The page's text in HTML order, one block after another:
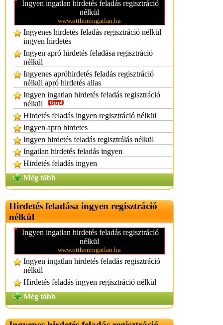
Ingyen ingatlan hirdetés feladás regisztráció
nélkül
www.otthoningatlan.hu
Ingyenes hirdetés feladás regisztráció nélkül
ingyen hirdetés
Ingyen apró hirdetés feladása regisztráció
nélkül
Ingyenes apróhirdetés feladás regisztráció
nélkül apró hirdetés allas
Ingyen ingatlan hirdetés feladás regisztráció
nélkül
Hirdetés feladás ingyen regisztráció nélkül
Ingyen apro hirdetes
Ingyen hirdetés feladás regisztrálás nélkül
Ingatlan hirdetés feladás ingyen
Hirdetés feladás ingyen
Még több
Hirdetés feladása ingyen regisztráció
nélkül
Ingyen ingatlan hirdetés feladás regisztráció
nélkül
www.otthoningatlan.hu
Ingyen ingatlan hirdetés feladás regisztráció
nélkül
Hirdetés feladás ingyen regisztráció nélkül
Még több